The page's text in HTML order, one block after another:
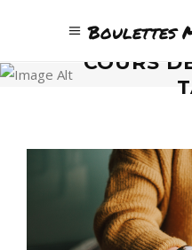
Boulettes
COURS